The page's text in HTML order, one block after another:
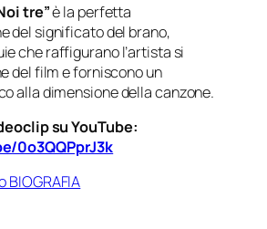
tre”è la perfetta
del significato del brano,
che raffigurano l’artista si
del film e forniscono un
alla dimensione della canzone.
su YouTube:
0o3QQPprJ3k
BIOGRAFIA